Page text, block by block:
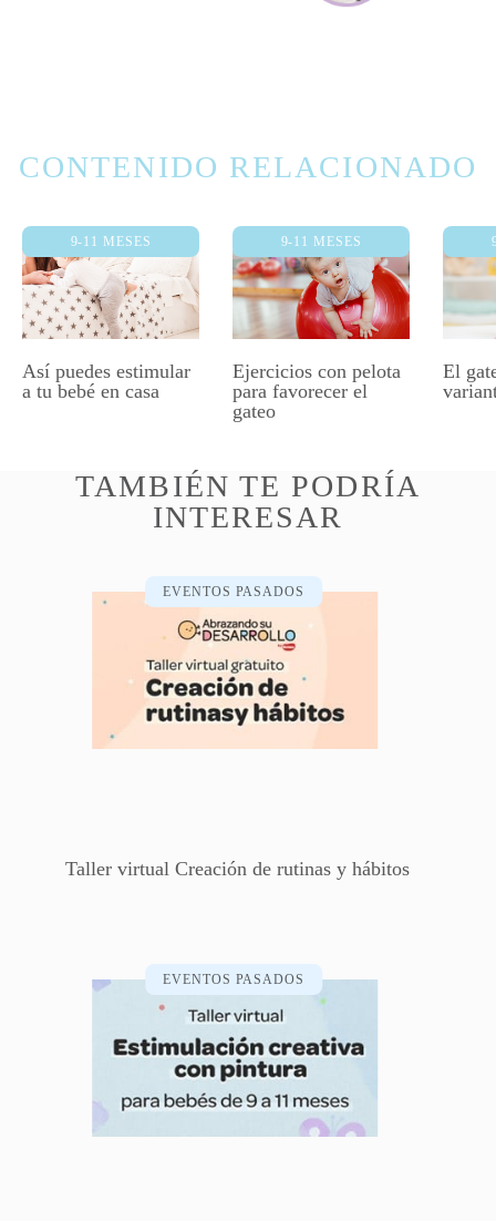
CONTENIDO RELACIONADO
9-11 MESES
Así puedes estimular
a tu bebé en casa
9-11 MESES
Ejercicios con pelota
para favorecer el
gateo
El
TAMBIÉN TE PODRÍA
INTERESAR
EVENTOS PASADOS
Taller virtual Creación de rutinas y hábitos
EVENTOS PASADOS